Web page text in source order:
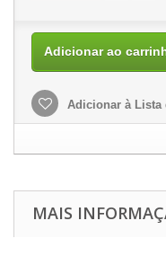
Adicionar ao
Adicionar à Lista
MAIS